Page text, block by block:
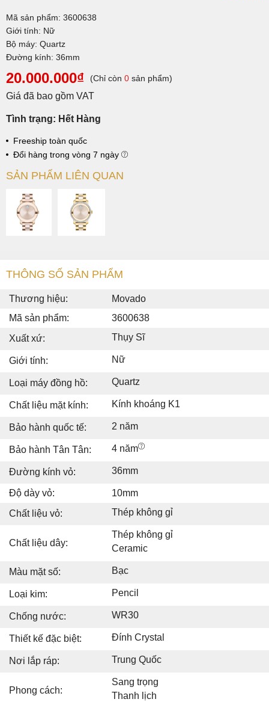
Mã sản phẩm: 3600638
Giới tính: Nữ
Bộ máy: Quartz
Đường kính: 36mm
20.000.000₫ (Chỉ còn 0 sản phẩm)
Giá đã bao gồm VAT
Tình trạng: Hết Hàng
Freeship toàn quốc
Đổi hàng trong vòng 7 ngày
SẢN PHẨM LIÊN QUAN
THÔNG SỐ SẢN PHẨM
Thương hiệu:
Movado
Mã sản phẩm:
3600638
Xuất xứ:
Thụy Sĩ
Giới tính: Nữ
Loại máy đồng hồ: Quartz
Chất liệu mặt kính: Kính khoáng K1
Bảo hành quốc tế: 2 năm
Bảo hành Tân Tân: 4 năm
Đường kính vỏ: 36mm
Độ dày vỏ:
10mm
Chất liệu vỏ:
Thép không gỉ
Chất liệu dây:
Thép không gỉ
Ceramic
Màu mặt số: Bạc
Loại kim: Pencil
Chống nước: WR30
Thiết kế đặc biệt: Đính Crystal
Nơi lắp ráp: Trung Quốc
Phong cách:
Sang trọng
Thanh lịch